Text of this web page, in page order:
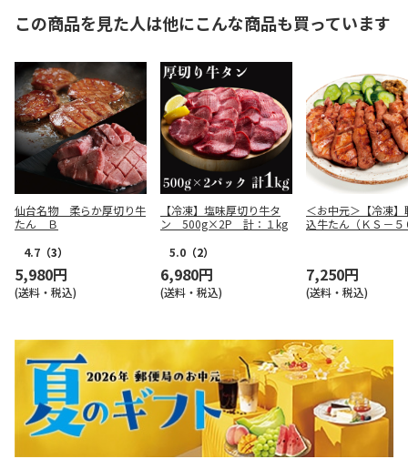
この商品を見た人は他にこんな商品も買っています
仙台名物 柔らか厚切り牛
たん Ｂ
4.7 （3）
5,980円
(送料・税込)
【冷凍】塩味厚切り牛タ
ン 500g×2P 計：１kg
5.0 （2）
6,980円
(送料・税込)
＜お中元＞【冷凍】
込牛たん（ＫＳ－５
7,250円
(送料・税込)